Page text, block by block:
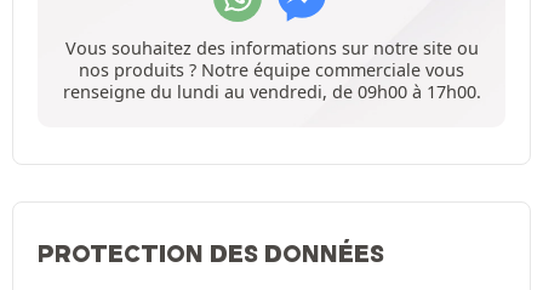
Vous souhaitez des informations sur notre site ou
nos produits ? Notre équipe commerciale vous
renseigne du lundi au vendredi, de 09h00 à 17h00.
PROTECTION DES DONNÉES